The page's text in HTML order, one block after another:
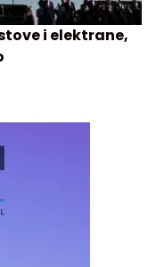
i elektrane,